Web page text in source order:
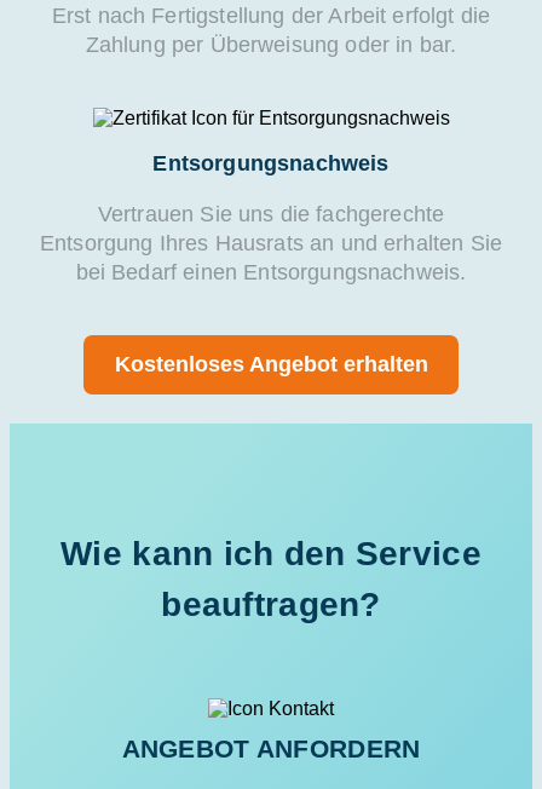
Erst nach Fertigstellung der Arbeit erfolgt die
Zahlung per Überweisung oder in bar.
Entsorgungsnachweis
Vertrauen Sie uns die fachgerechte
Entsorgung Ihres Hausrats an und erhalten Sie
bei Bedarf einen Entsorgungsnachweis.
Kostenloses Angebot erhalten
Wie kann ich den Service
beauftragen?
ANGEBOT ANFORDERN